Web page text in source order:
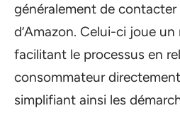
généralement de
d’Amazon. Celui-ci joue un
facilitant le processus en
consommateur
simplifiant ainsi les